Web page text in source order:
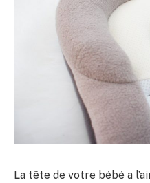
La tête de votre bébé a